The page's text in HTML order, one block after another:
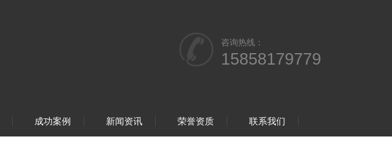
咨询热线：
15858179779
成功案例 新闻资讯 荣誉资质 联系我们